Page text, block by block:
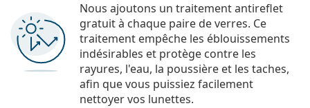
Nous ajoutons un traitement antireflet
gratuit à chaque paire de verres. Ce
traitement empêche les éblouissements
indésirables et protège contre les
rayures, l'eau, la poussière et les taches,
afin que vous puissiez facilement
nettoyer vos lunettes.